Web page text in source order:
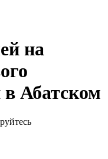
на
в Абатском